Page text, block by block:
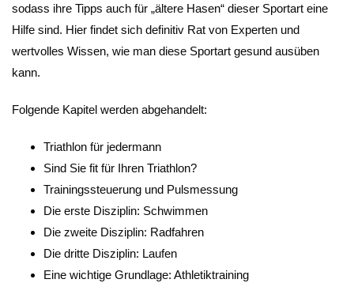
sodass ihre Tipps auch für „ältere Hasen“ dieser Sportart eine
Hilfe sind. Hier findet sich definitiv Rat von Experten und
wertvolles Wissen, wie man diese Sportart gesund ausüben
kann.
Folgende Kapitel werden abgehandelt:
Triathlon für jedermann
Sind Sie fit für Ihren Triathlon?
Trainingssteuerung und Pulsmessung
Die erste Disziplin: Schwimmen
Die zweite Disziplin: Radfahren
Die dritte Disziplin: Laufen
Eine wichtige Grundlage: Athletiktraining